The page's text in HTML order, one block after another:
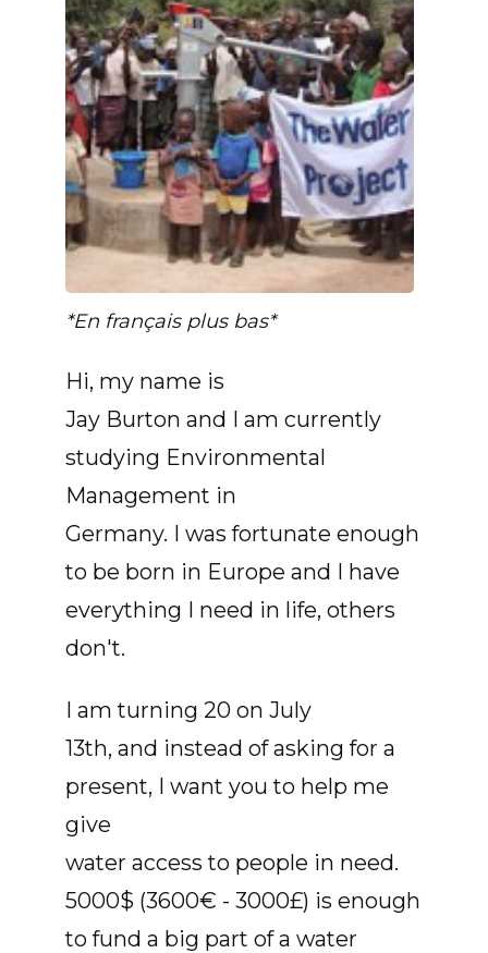
*En français plus bas*
Hi, my name is
Jay Burton and I am currently
studying Environmental
Management in
Germany. I was fortunate enough
to be born in Europe and I have
everything I need in life, others
don't.
I am turning 20 on July
13th, and instead of asking for a
present, I want you to help me
give
water access to people in need.
5000$ (3600€ - 3000£) is enough
to fund a big part of a water